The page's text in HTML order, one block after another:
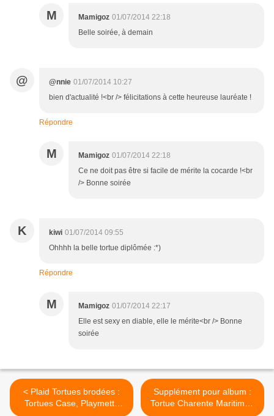
M Mamigoz 01/07/2014 22:18
Belle soirée, à demain
@ @nnie 01/07/2014 10:27
bien d'actualité !<br /> félicitations à cette heureuse lauréate !
Répondre
M Mamigoz 01/07/2014 22:18
Ce ne doit pas être si facile de mérite la cocarde !<br
/> Bonne soirée
K kiwi 01/07/2014 09:55
Ohhhh la belle tortue diplômée :*)
Répondre
M Mamigoz 01/07/2014 22:17
Elle est sexy en diable, elle le mérite<br /> Bonne
soirée
< Plaid Tortues brodées :
Tortues Case, Playmette
Supplément pour album :
Tortue Charente Maritime (